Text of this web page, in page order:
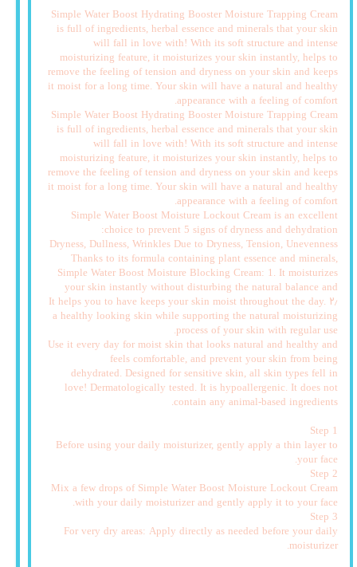
Simple Water Boost Hydrating Booster Moisture Trapping Cream
is full of ingredients, herbal essence and minerals that your skin
will fall in love with! With its soft structure and intense
moisturizing feature, it moisturizes your skin instantly, helps to
remove the feeling of tension and dryness on your skin and keeps
it moist for a long time. Your skin will have a natural and healthy
appearance with a feeling of comfort.
Simple Water Boost Hydrating Booster Moisture Trapping Cream
is full of ingredients, herbal essence and minerals that your skin
will fall in love with! With its soft structure and intense
moisturizing feature, it moisturizes your skin instantly, helps to
remove the feeling of tension and dryness on your skin and keeps
it moist for a long time. Your skin will have a natural and healthy
appearance with a feeling of comfort.
Simple Water Boost Moisture Lockout Cream is an excellent
choice to prevent 5 signs of dryness and dehydration:
Dryness, Dullness, Wrinkles Due to Dryness, Tension, Unevenness
Thanks to its formula containing plant essence and minerals,
Simple Water Boost Moisture Blocking Cream: 1. It moisturizes
your skin instantly without disturbing the natural balance and
keeps your skin moist throughout the day. ۲٫ It helps you to have
a healthy looking skin while supporting the natural moisturizing
process of your skin with regular use.
Use it every day for moist skin that looks natural and healthy and
feels comfortable, and prevent your skin from being
dehydrated. Designed for sensitive skin, all skin types fell in
love! Dermatologically tested. It is hypoallergenic. It does not
contain any animal-based ingredients.
Step 1
Before using your daily moisturizer, gently apply a thin layer to
your face.
Step 2
Mix a few drops of Simple Water Boost Moisture Lockout Cream
with your daily moisturizer and gently apply it to your face.
Step 3
For very dry areas: Apply directly as needed before your daily
moisturizer.